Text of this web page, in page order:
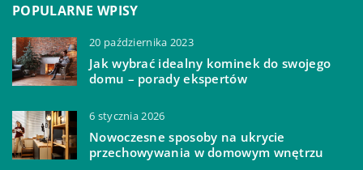
POPULARNE WPISY
20 października 2023
Jak wybrać idealny kominek do swojego
domu – porady ekspertów
6 stycznia 2026
Nowoczesne sposoby na ukrycie
przechowywania w domowym wnętrzu